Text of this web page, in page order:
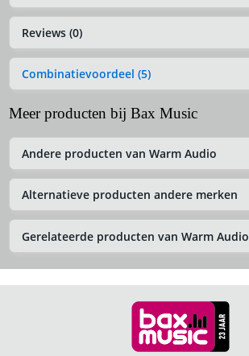
Reviews (0)
Combinatievoordeel (5)
Meer producten bij Bax Music
Andere producten van Warm Audio
Alternatieve producten andere merken
Gerelateerde producten van Warm Audio